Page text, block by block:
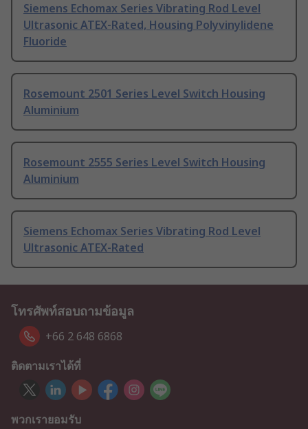
Siemens Echomax Series Vibrating Rod Level
Ultrasonic ATEX-Rated, Housing Polyvinylidene
Fluoride
Rosemount 2501 Series Level Switch Housing
Aluminium
Rosemount 2555 Series Level Switch Housing
Aluminium
Siemens Echomax Series Vibrating Rod Level
Ultrasonic ATEX-Rated
โทรศัพท์สอบถามข้อมูล
+66 2 648 6868
ติดตามเราได้ที่
พวกเรายอมรับ